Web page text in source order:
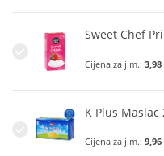
Sweet Chef
Cijena za j.m.:
K Plus Maslac
Cijena za j.m.: